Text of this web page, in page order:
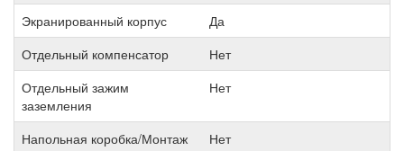
Экранированный корпус
Да
Отдельный компенсатор
Нет
Отдельный зажим
заземления
Нет
Напольная коробка/Монтаж
Нет